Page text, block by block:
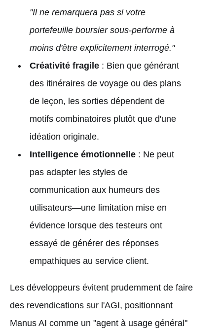
"Il ne remarquera pas si votre
portefeuille boursier sous-performe à
moins d'être explicitement interrogé."
Créativité fragile: Bien que générant
des itinéraires de voyage ou des plans
de leçon, les sorties dépendent de
motifs combinatoires plutôt que d'une
idéation originale.
Intelligence émotionnelle: Ne peut
pas adapter les styles de
communication aux humeurs des
utilisateurs—une limitation mise en
évidence lorsque des testeurs ont
essayé de générer des réponses
empathiques au service client.
Les développeurs évitent prudemment de faire
des revendications sur l'AGI, positionnant
Manus AI comme un "agent à usage général"